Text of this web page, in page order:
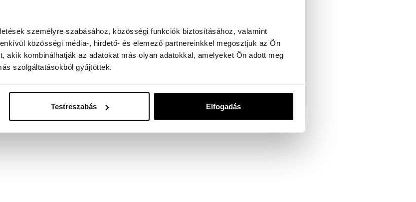
személyre szabásához, közösségi funkciók biztosításához, valamint
közösségi média-, hirdető- és elemező partnereinkkel megosztjuk az Ön
akik kombinálhatják az adatokat más olyan adatokkal, amelyeket Ön adott meg
szolgáltatásokból gyűjtöttek.
Testreszabás Elfogadás
elnöke
Ökumenikus Tanácsának elnöke